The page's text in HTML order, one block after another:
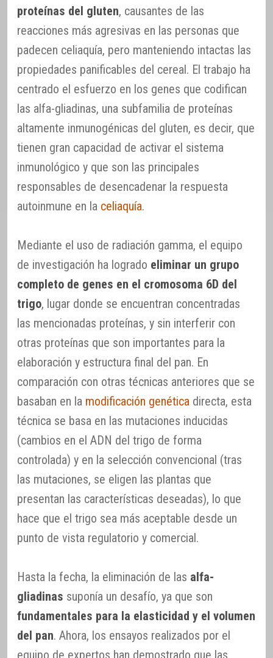
proteínas del gluten, causantes de las
reacciones más agresivas en las personas que
padecen celiaquía, pero manteniendo intactas las
propiedades panificables del cereal. El trabajo ha
centrado el esfuerzo en los genes que codifican
las alfa-gliadinas, una subfamilia de proteínas
altamente inmunogénicas del gluten, es decir, que
tienen gran capacidad de activar el sistema
inmunológico y que son las principales
responsables de desencadenar la respuesta
autoinmune en la celiaquía.
Mediante el uso de radiación gamma, el equipo
de investigación ha logrado eliminar un grupo
completo de genes en el cromosoma 6D del
trigo, lugar donde se encuentran concentradas
las mencionadas proteínas, y sin interferir con
otras proteínas que son importantes para la
elaboración y estructura final del pan. En
comparación con otras técnicas anteriores que se
basaban en la modificación genética directa, esta
técnica se basa en las mutaciones inducidas
(cambios en el ADN del trigo de forma
controlada) y en la selección convencional (tras
las mutaciones, se eligen las plantas que
presentan las características deseadas), lo que
hace que el trigo sea más aceptable desde un
punto de vista regulatorio y comercial.
Hasta la fecha, la eliminación de las alfa-
gliadinas suponía un desafío, ya que son
fundamentales para la elasticidad y el volumen
del pan. Ahora, los ensayos realizados por el